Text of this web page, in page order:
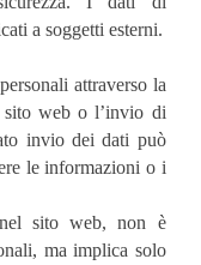
a soggetti esterni.
attraverso la
sito web o l’invio di
invio dei dati può
le informazioni o i
sito web, non è
ma implica solo